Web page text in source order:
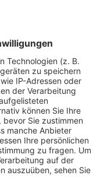
Dienstag ein
seinen
und
Einsatz gewesen
neuralgische
Erstmals
Scharte am
schweren
Scharte
Hochwasser
im